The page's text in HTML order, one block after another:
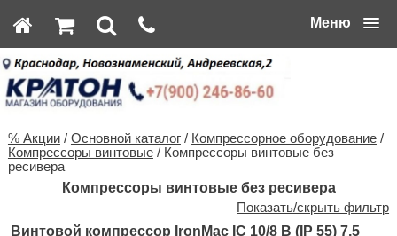
Меню
% Акции/ Основной каталог/ Компрессорное оборудование/
Компрессоры винтовые/ Компрессоры винтовые без
ресивера
Компрессоры винтовые без ресивера
Показать/скрыть фильтр
Винтовой компрессор IronMac IC 10/8 B (IP 55) 7,5